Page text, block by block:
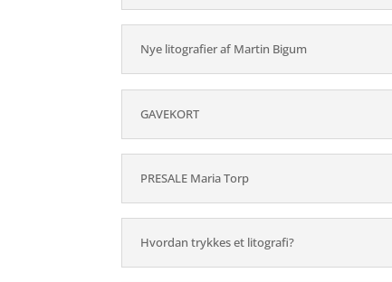
Nye litografier af Martin Bigum
GAVEKORT
PRESALE Maria Torp
Hvordan trykkes et litografi?